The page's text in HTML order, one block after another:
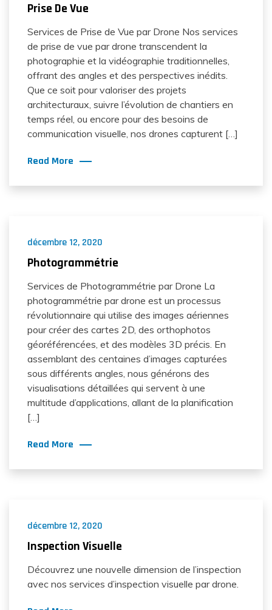
Prise De Vue
Services de Prise de Vue par Drone Nos services
de prise de vue par drone transcendent la
photographie et la vidéographie traditionnelles,
offrant des angles et des perspectives inédits.
Que ce soit pour valoriser des projets
architecturaux, suivre l’évolution de chantiers en
temps réel, ou encore pour des besoins de
communication visuelle, nos drones capturent […]
Read More
décembre 12, 2020
Photogrammétrie
Services de Photogrammétrie par Drone La
photogrammétrie par drone est un processus
révolutionnaire qui utilise des images aériennes
pour créer des cartes 2D, des orthophotos
géoréférencées, et des modèles 3D précis. En
assemblant des centaines d’images capturées
sous différents angles, nous générons des
visualisations détaillées qui servent à une
multitude d’applications, allant de la planification
[…]
Read More
décembre 12, 2020
Inspection Visuelle
Découvrez une nouvelle dimension de l’inspection
avec nos services d’inspection visuelle par drone.